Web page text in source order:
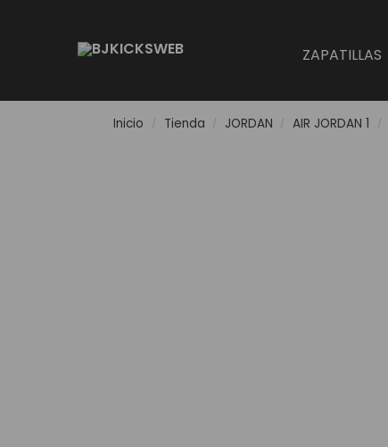
ZAPATILLAS
Inicio / Tienda / JORDAN / AIR JORDAN 1 /